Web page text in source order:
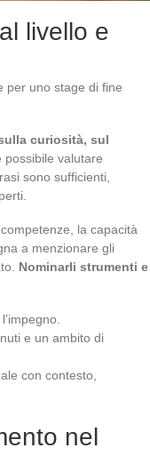
livello e
per uno stage di fine
curiosità, sul
possibile valutare
sono sufficienti,
la capacità
a menzionare gli
Nominarli strumenti e
e un ambito di
con contesto,
nel